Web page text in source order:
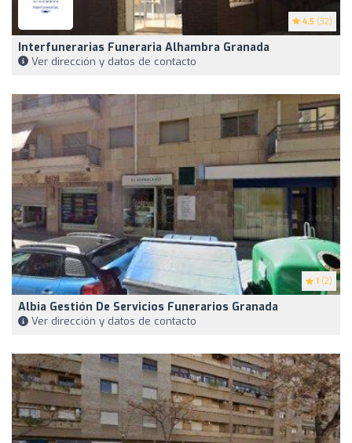
4.5 (32)
Interfunerarias Funeraria Alhambra Granada
Ver dirección y datos de contacto
1 (2)
Albia Gestión De Servicios Funerarios Granada
Ver dirección y datos de contacto